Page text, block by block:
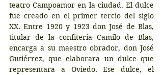
teatro Campoamor en la ciudad. El dulce
fue creado en el primer tercio del siglo
XX. Entre 1920 y 1923 don José de Blas,
titular de la confitería Camilo de Blas,
encarga a su maestro obrador, don José
Gutiérrez, que elaborara un dulce que
representara a Oviedo. Ese dulce, el